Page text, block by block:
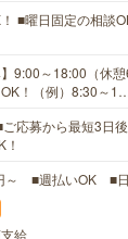
■曜日固定の相談
】9:00～18:00（休
！（例）8:30～
応募から最短3日
～ ■週払いOK ■
給